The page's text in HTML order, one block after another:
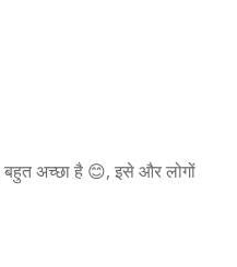
बहुत अच्छा है 😊, इसे और लोगों